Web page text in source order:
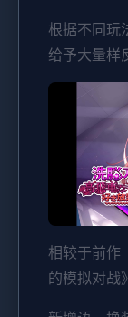
根据不同玩
给予大量样
相较于前作
的模拟对战